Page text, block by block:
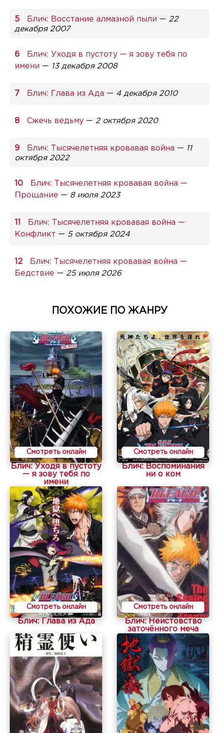
Блич: Восстание алмазной пыли — 22
декабря 2007
Блич: Уходя в пустоту — я зову тебя по
имени — 13 декабря 2008
Блич: Глава из Ада — 4 декабря 2010
Сжечь ведьму — 2 октября 2020
Блич: Тысячелетняя кровавая война — 11
октября 2022
Блич: Тысячелетняя кровавая война —
Прощание — 8 июля 2023
Блич: Тысячелетняя кровавая война —
Конфликт — 5 октября 2024
Блич: Тысячелетняя кровавая война —
Бедствие — 25 июля 2026
ПОХОЖИЕ ПО ЖАНРУ
Смотреть онлайн
Блич: Уходя в пустоту
— я зову тебя по
имени
Смотреть онлайн
Блич: Воспоминания
ни о ком
Смотреть онлайн
Блич: Глава из Ада
Смотреть онлайн
Блич: Неистовство
заточённого меча